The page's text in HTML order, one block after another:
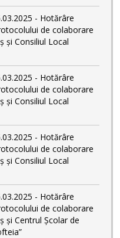
- Hotărâre
de colaborare
și Consiliul Local
- Hotărâre
de colaborare
și Consiliul Local
- Hotărâre
de colaborare
și Consiliul Local
- Hotărâre
de colaborare
și Centrul Școlar de